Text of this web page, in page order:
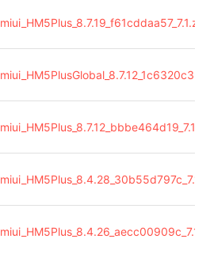
miui_HM5Plus_8.7.19_f61cddaa57_7.1.zip
miui_HM5Plus_8.7.12_bbbe464d19_7.1.zip